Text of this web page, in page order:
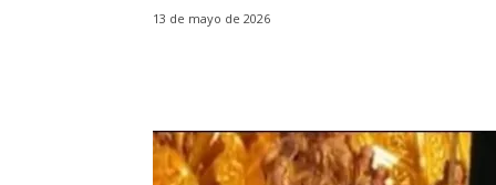
13 de mayo de 2026